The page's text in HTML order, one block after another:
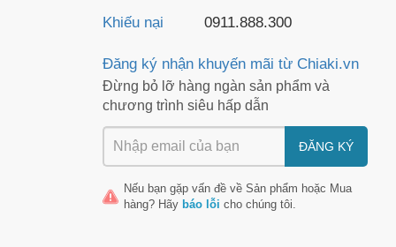
Khiếu nại 0911.888.300
Đăng ký nhận khuyến mãi từ Chiaki.vn
Đừng bỏ lỡ hàng ngàn sản phẩm và
chương trình siêu hấp dẫn
ĐĂNG KÝ
Nếu bạn gặp vấn đề về Sản phẩm hoặc Mua
hàng? Hãy báo lỗi cho chúng tôi.